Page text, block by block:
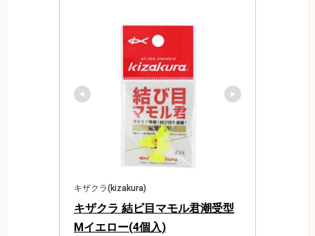
キザクラ(kizakura)
キザクラ 結ビ目マモル君潮受型
Mイエロー(4個入)